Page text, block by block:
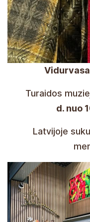
Turaidos
d. nuo
Latvijoje